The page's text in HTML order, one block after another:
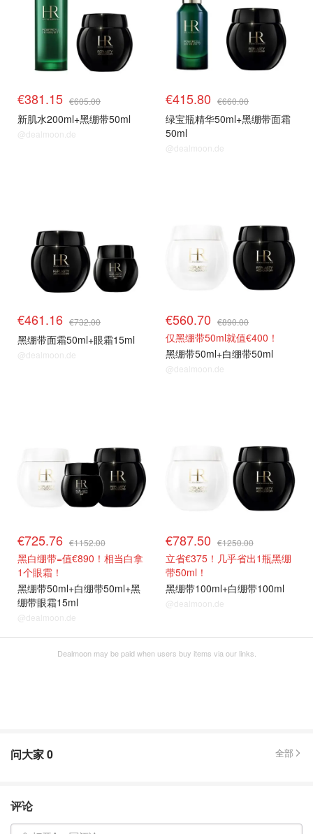
€381.15 €605.00
新肌水200ml+黑绷带50ml
@dealmoon.de
€415.80 €660.00
绿宝瓶精华50ml+黑绷带面霜
50ml
@dealmoon.de
€461.16 €732.00
黑绷带面霜50ml+眼霜15ml
@dealmoon.de
€560.70 €890.00
仅黑绷带50ml就值€400！
黑绷带50ml+白绷带50ml
@dealmoon.de
€725.76 €1152.00
黑白绷带=值€890！相当白拿
1个眼霜！
黑绷带50ml+白绷带50ml+黑
绷带眼霜15ml
@dealmoon.de
€787.50 €1250.00
立省€375！几乎省出1瓶黑绷
带50ml！
黑绷带100ml+白绷带100ml
@dealmoon.de
Dealmoon may be paid when users buy items via our links.
问大家0 全部
评论